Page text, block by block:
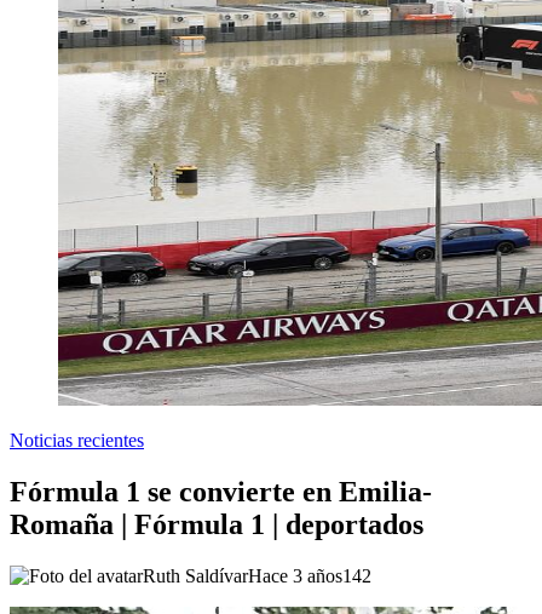
Noticias recientes
Fórmula 1 se convierte en Emilia-
Romaña | Fórmula 1 | deportados
Ruth SaldívarHace 3 años142